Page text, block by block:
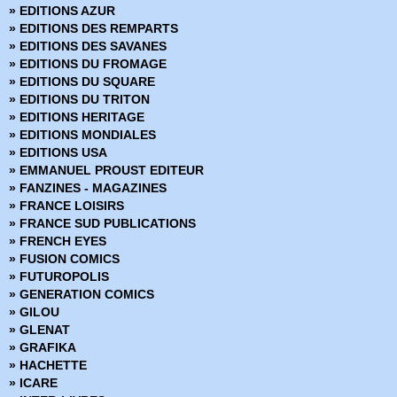
» Fear Itself - The fearless
» Fortnite x Marvel : La Guerre zéro
» Generation X
» House of M
» Hulk (Vol 1) Version Intégrale
» Hulk (Vol 2 - 2003)
» Hulk (Vol 3 - 2012)
» Infinite Crisis 52
» Infinity
» Inhumans vs X-Men
» Iron-man - Hors Serie
Iron-man (Vol 1) - Renaissance des Heros
» Iron-man (Vol 2) - Retour des Heros
» Iron-man (Vol 3 - 2012)
» Iron-man (Vol 4 - 2013)
» Iron-man And Avengers (2017)
» Les Gardiens de la Galaxie - Hors Série
» Les Gardiens de la Galaxie (Vol 1)
» Les Gardiens de la Galaxie (Vol 2)
» Les Icônes Marvel (2023)
» Les legendes de Marvel (2024)
» Les monstres attaquent
» EDITIONS AZUR
» EDITIONS DES REMPARTS
» EDITIONS DES SAVANES
» EDITIONS DU FROMAGE
» EDITIONS DU SQUARE
» EDITIONS DU TRITON
» EDITIONS HERITAGE
» EDITIONS MONDIALES
» EDITIONS USA
» EMMANUEL PROUST EDITEUR
» FANZINES - MAGAZINES
» FRANCE LOISIRS
» FRANCE SUD PUBLICATIONS
» FRENCH EYES
» FUSION COMICS
» FUTUROPOLIS
» GENERATION COMICS
» GILOU
» GLENAT
» GRAFIKA
» HACHETTE
» ICARE